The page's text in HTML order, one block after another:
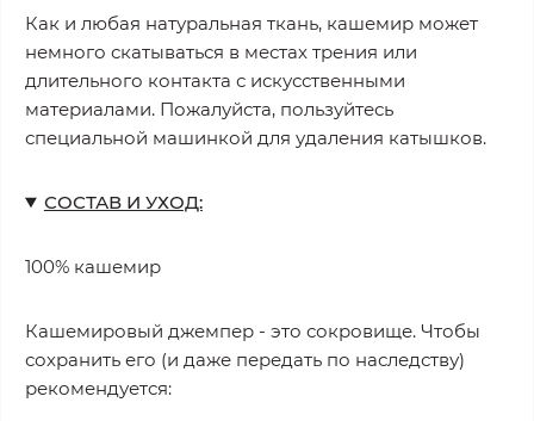
Как и любая натуральная ткань, кашемир может
немного скатываться в местах трения или
длительного контакта с искусственными
материалами. Пожалуйста, пользуйтесь
специальной машинкой для удаления катышков.
СОСТАВ И УХОД:
100% кашемир
Кашемировый джемпер - это сокровище. Чтобы
сохранить его (и даже передать по наследству)
рекомендуется: